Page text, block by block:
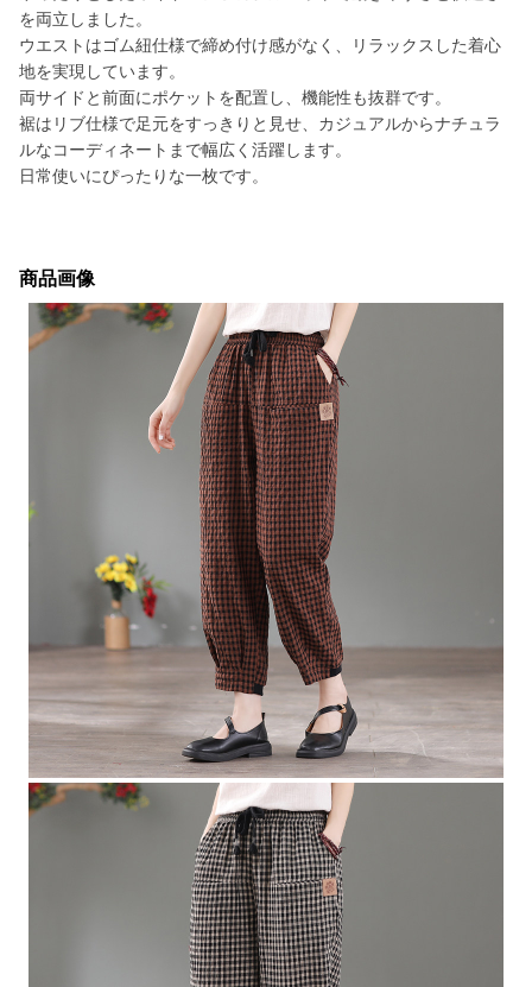
を両立しました。
ウエストはゴム紐仕様で締め付け感がなく、リラックスした着心
地を実現しています。
両サイドと前面にポケットを配置し、機能性も抜群です。
裾はリブ仕様で足元をすっきりと見せ、カジュアルからナチュラ
ルなコーディネートまで幅広く活躍します。
日常使いにぴったりな一枚です。
商品画像